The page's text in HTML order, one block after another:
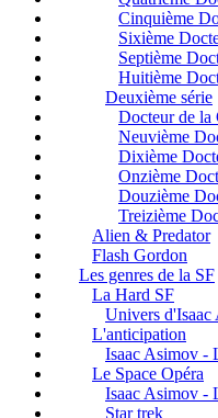
Cinquième
Sixième
Septième
Huitième
Deuxième série
Docteur de la
Neuvième
Dixième
Onzième
Douzième
Treizième
Alien & Predator
Flash Gordon
Les genres de la SF
La Hard SF
Univers d'Isaac
L'anticipation
Isaac Asimov -
Le Space Opéra
Isaac Asimov -
Star trek